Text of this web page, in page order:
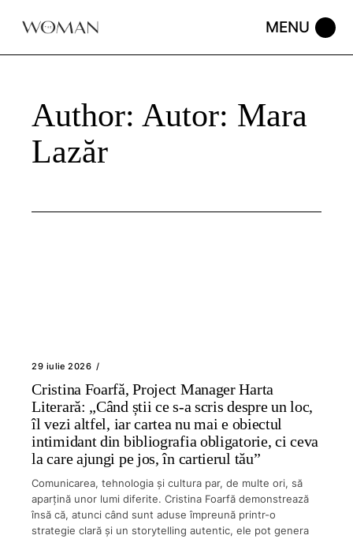
Author: Autor: Mara
Lazăr
29 iulie 2026
Cristina Foarfă, Project Manager Harta
Literară: „Când știi ce s-a scris despre un loc,
îl vezi altfel, iar cartea nu mai e obiectul
intimidant din bibliografia obligatorie, ci ceva
la care ajungi pe jos, în cartierul tău”
Comunicarea, tehnologia și cultura par, de multe ori, să
aparțină unor lumi diferite. Cristina Foarfă demonstrează
însă că, atunci când sunt aduse împreună printr-o
strategie clară și un storytelling autentic, ele pot genera